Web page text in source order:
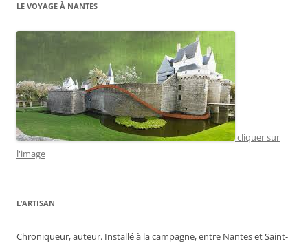
LE VOYAGE À NANTES
cliquer sur
l'image
L’ARTISAN
Chroniqueur, auteur. Installé à la campagne, entre Nantes et Saint-